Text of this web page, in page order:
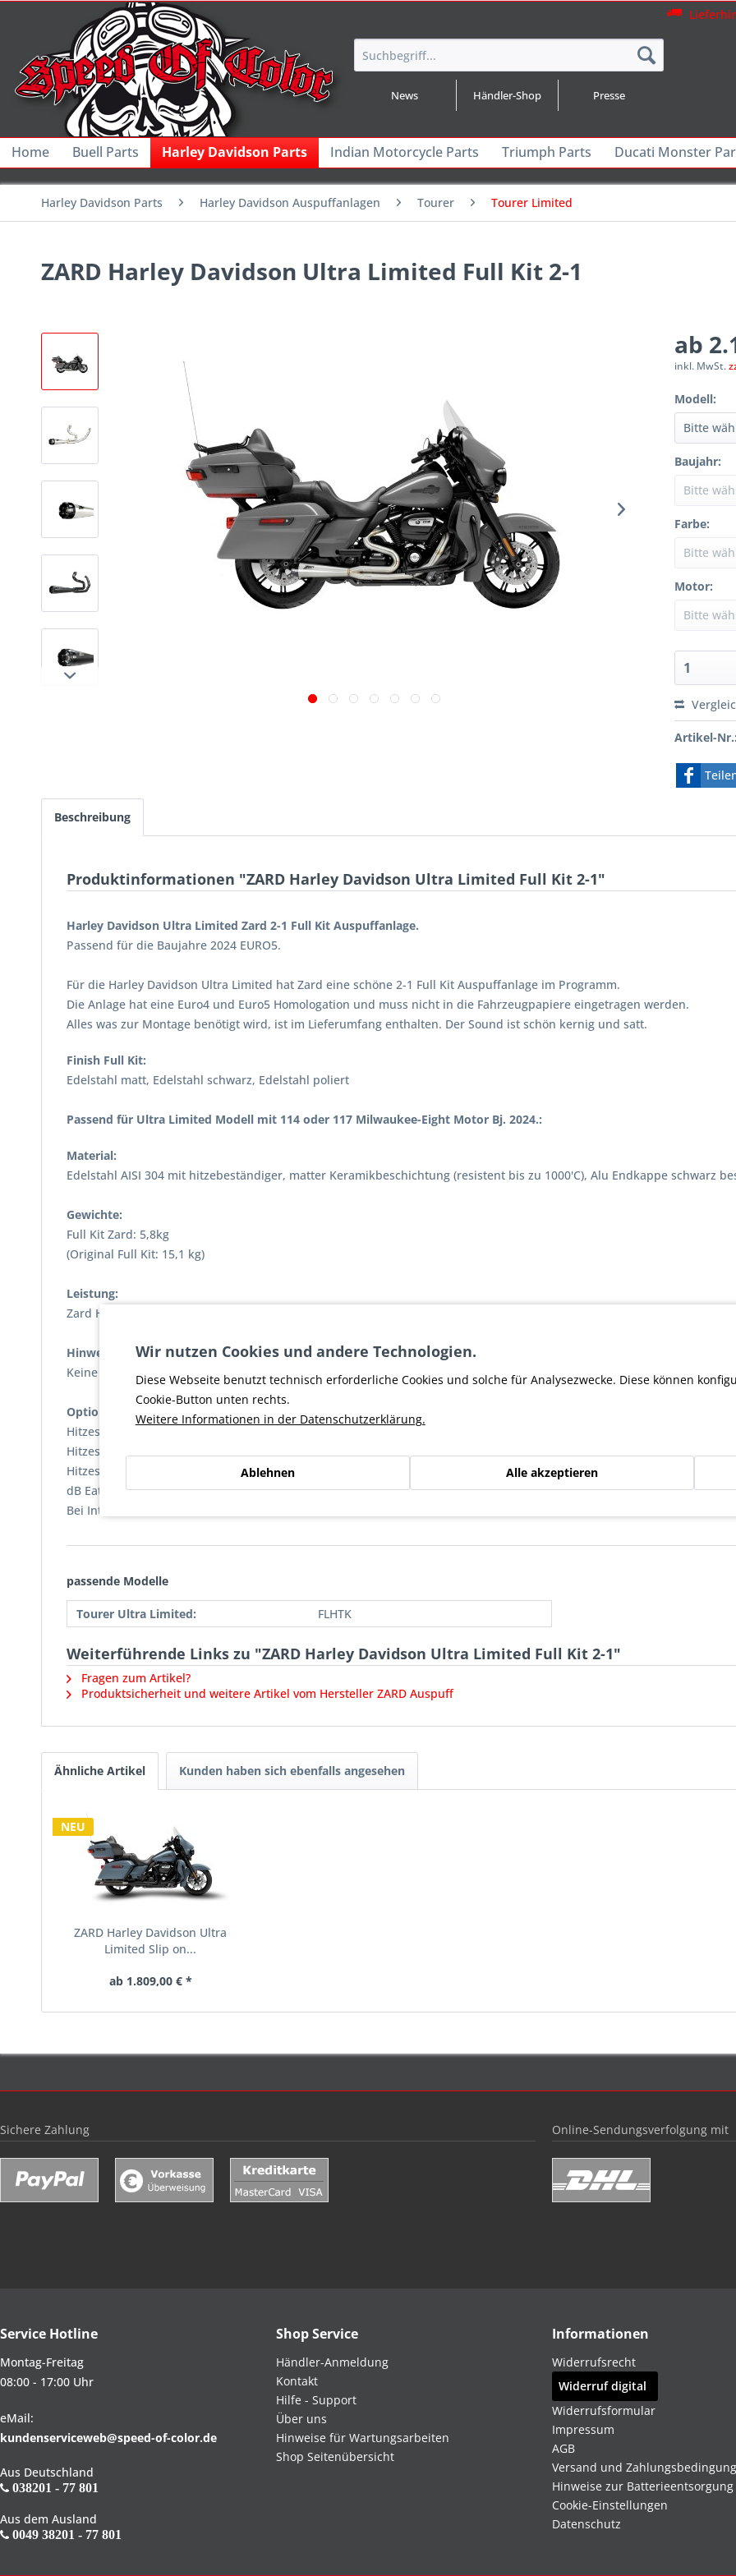
News Händler-Shop Presse
Home Buell Parts Harley Davidson Parts Indian Motorcycle Parts Triumph Parts Ducati Monster
Harley Davidson Parts Harley Davidson Auspuffanlagen Tourer Tourer Limited
ZARD Harley Davidson Ultra Limited Full Kit 2-1
ab
inkl. MwSt.
Modell:
Baujahr:
Farbe:
Motor:
Artikel-Nr.:
Beschreibung
Produktinformationen "ZARD Harley Davidson Ultra Limited Full Kit 2-1"
Harley Davidson Ultra Limited Zard 2-1 Full Kit Auspuffanlage.
Passend für die Baujahre 2024 EURO5.
Für die Harley Davidson Ultra Limited hat Zard eine schöne 2-1 Full Kit Auspuffanlage im Programm.
Die Anlage hat eine Euro4 und Euro5 Homologation und muss nicht in die Fahrzeugpapiere eingetragen werden.
Alles was zur Montage benötigt wird, ist im Lieferumfang enthalten. Der Sound ist schön kernig und satt.
Finish Full Kit:
Edelstahl matt, Edelstahl schwarz, Edelstahl poliert
Passend für Ultra Limited Modell mit 114 oder 117 Milwaukee-Eight Motor Bj. 2024.:
Material:
Edelstahl AISI 304 mit hitzebeständiger, matter Keramikbeschichtung (resistent bis zu 1000'C), Alu Endkappe schwarz
Gewichte:
Full Kit Zard: 5,8kg
(Original Full Kit: 15,1 kg)
Leistung:
Zard Homologated: + 2,1 PS
Hinweis:
Keine Änderung vom Mapping bzw. der Motoreinstellung nach dem Verbau notwendig.
Optional Erhältlich:
Hitzeschild-Kit Edelstahl matt +349 EUR
Hitzeschild-Kit Edelstahl poliert +449 EUR
Hitzeschild-Kit Edelstahl schwarz + 449 EUR (siehe letztes Bild)
dB Eater Set Racing als Ersatzteil + 79 EUR
Bei Interesse, einfach mit bestellen.
passende Modelle
Tourer Ultra Limited: FLHTK
Weiterführende Links zu "ZARD Harley Davidson Ultra Limited Full Kit 2-1"
Fragen zum Artikel?
Produktsicherheit und weitere Artikel vom Hersteller ZARD Auspuff
Ähnliche Artikel Kunden haben sich ebenfalls angesehen
NEU
ZARD Harley Davidson Ultra
Limited Slip on...
ab 1.809,00 € *
Sichere Zahlung Online-Sendungsverfolgung mit
Service Hotline
Montag-Freitag
08:00 - 17:00 Uhr
eMail:
kundenserviceweb@speed-of-color.de
Aus Deutschland
038201 - 77 801
Aus dem Ausland
0049 38201 - 77 801
Shop Service
Händler-Anmeldung
Kontakt
Hilfe - Support
Über uns
Hinweise für Wartungsarbeiten
Shop Seitenübersicht
Informationen
Widerrufsrecht
Widerruf digital
Widerrufsformular
Impressum
AGB
Versand und
Hinweise zur Batterieentsorgung
Cookie-Einstellungen
Datenschutz
Wir nutzen Cookies und andere Technologien.
Diese Webseite benutzt technisch erforderliche Cookies und solche für Analysezwecke. Diese können
Cookie-Button unten rechts.
Weitere Informationen in der Datenschutzerklärung.
Ablehnen Alle akzeptieren